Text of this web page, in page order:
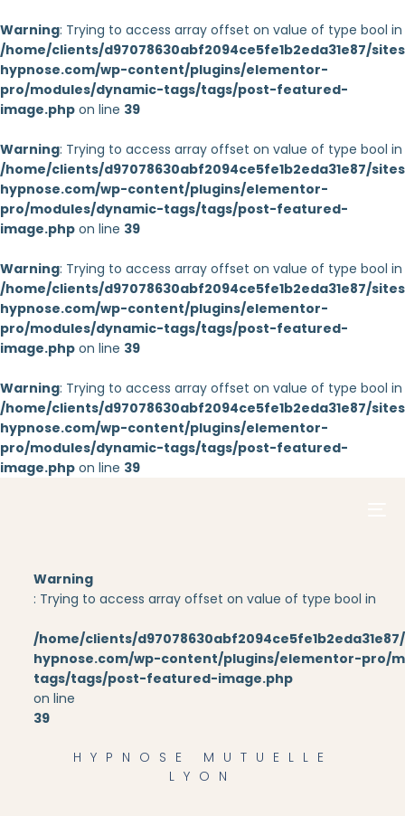
Warning: Trying to access array offset on value of type bool in
/home/clients/d97078630abf2094ce5fe1b2eda31e87/
hypnose.com/wp-content/plugins/elementor-
pro/modules/dynamic-tags/tags/post-featured-
image.php on line 39
Warning: Trying to access array offset on value of type bool in
/home/clients/d97078630abf2094ce5fe1b2eda31e87/
hypnose.com/wp-content/plugins/elementor-
pro/modules/dynamic-tags/tags/post-featured-
image.php on line 39
Warning: Trying to access array offset on value of type bool in
/home/clients/d97078630abf2094ce5fe1b2eda31e87/
hypnose.com/wp-content/plugins/elementor-
pro/modules/dynamic-tags/tags/post-featured-
image.php on line 39
Warning: Trying to access array offset on value of type bool in
/home/clients/d97078630abf2094ce5fe1b2eda31e87/
hypnose.com/wp-content/plugins/elementor-
pro/modules/dynamic-tags/tags/post-featured-
image.php on line 39
Aller au
contenu
Warning
: Trying to access array offset on value of type bool in
/home/clients/
hypnose.com/wp-content/plugins/elementor-pro/
tags/tags/post-featured-image.php
on line
39
HYPNOSE MUTUELLE
LYON